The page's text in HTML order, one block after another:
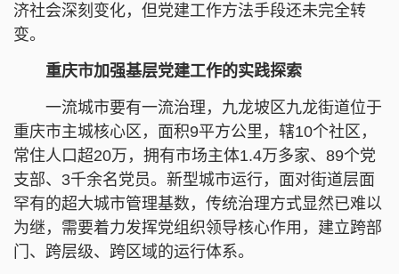
济社会深刻变化，但党建工作方法手段还未完全转
变。
重庆市加强基层党建工作的实践探索
一流城市要有一流治理，九龙坡区九龙街道位于
重庆市主城核心区，面积9平方公里，辖10个社区，
常住人口超20万，拥有市场主体1.4万多家、89个党
支部、3千余名党员。新型城市运行，面对街道层面
罕有的超大城市管理基数，传统治理方式显然已难以
为继，需要着力发挥党组织领导核心作用，建立跨部
门、跨层级、跨区域的运行体系。